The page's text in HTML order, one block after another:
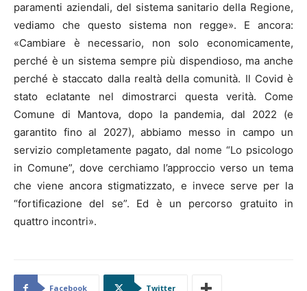
paramenti aziendali, del sistema sanitario della Regione,
vediamo che questo sistema non regge». E ancora:
«Cambiare è necessario, non solo economicamente,
perché è un sistema sempre più dispendioso, ma anche
perché è staccato dalla realtà della comunità. Il Covid è
stato eclatante nel dimostrarci questa verità. Come
Comune di Mantova, dopo la pandemia, dal 2022 (e
garantito fino al 2027), abbiamo messo in campo un
servizio completamente pagato, dal nome “Lo psicologo
in Comune”, dove cerchiamo l’approccio verso un tema
che viene ancora stigmatizzato, e invece serve per la
“fortificazione del se”. Ed è un percorso gratuito in
quattro incontri».
Facebook Twitter